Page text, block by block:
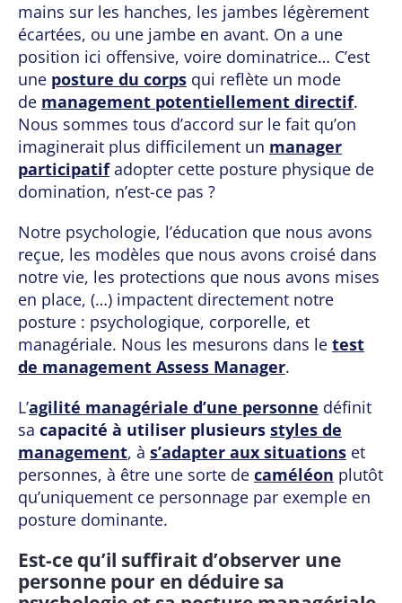
mains sur les hanches, les jambes légèrement
écartées, ou une jambe en avant. On a une
position ici offensive, voire dominatrice… C’est
une posture du corps qui reflète un mode
de management potentiellement directif.
Nous sommes tous d’accord sur le fait qu’on
imaginerait plus difficilement un manager
participatifadopter cette posture physique de
domination, n’est-ce pas ?
Notre psychologie, l’éducation que nous avons
reçue, les modèles que nous avons croisé dans
notre vie, les protections que nous avons mises
en place, (…) impactent directement notre
posture : psychologique, corporelle, et
managériale. Nous les mesurons dans le test
de management Assess Manager.
L’agilité managériale d’une personne définit
sa capacité à utiliser plusieurs styles de
management, à s’adapter aux situations et
personnes, à être une sorte de caméléon plutôt
qu’uniquement ce personnage par exemple en
posture dominante.
Est-ce qu’il suffirait d’observer une
personne pour en déduire sa